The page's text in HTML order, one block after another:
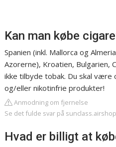
Kan man købe
Spanien (inkl. Mallorca og
Azorerne), Kroatien, Bulgarien,
ikke tilbyde tobak. Du skal
og/eller nikotinfrie produkter!
Anmodning om fjernelse
Se det fulde svar på
Hvad er billigt at